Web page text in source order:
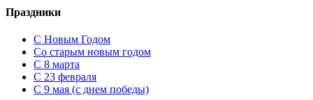
Праздники
C Новым Годом
Cо старым новым годом
С 8 марта
С 23 февраля
С 9 мая (с днем победы)